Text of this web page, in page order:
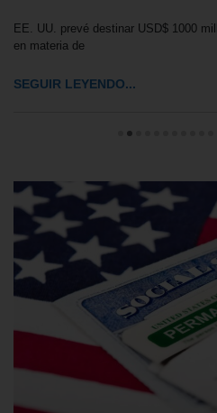
EE. UU. prevé destinar USD$ 1000
en materia de
SEGUIR LEYENDO...